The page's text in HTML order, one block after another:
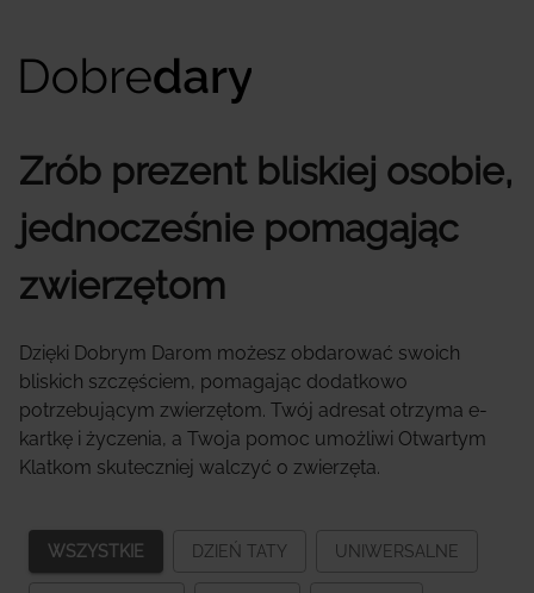
Zrób prezent bliskiej osobie,
jednocześnie pomagając
zwierzętom
Dzięki Dobrym Darom możesz obdarować swoich
bliskich szczęściem, pomagając dodatkowo
potrzebującym zwierzętom. Twój adresat otrzyma e-
kartkę i życzenia, a Twoja pomoc umożliwi Otwartym
Klatkom skuteczniej walczyć o zwierzęta.
WSZYSTKIE DZIEŃ TATY UNIWERSALNE